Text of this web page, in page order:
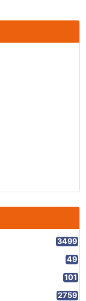
3499
49
101
2759